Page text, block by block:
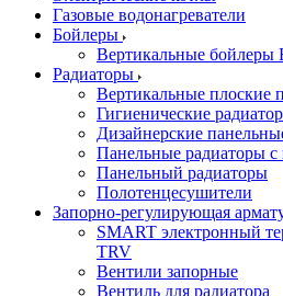
Газовые водонагреватели
Бойлеры
Вертикальные бойлеры
Радиаторы
Вертикальные плоские
Гигиенические
Дизайнерские
Панельные радиаторы с
Панельный радиаторы
Полотенцесушители
Запорно-регулирующая
SMART электронный
TRV
Вентили запорные
Вентиль для радиатора